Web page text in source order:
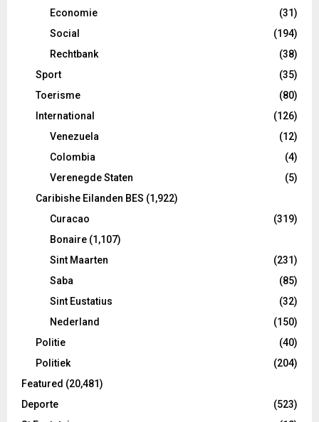
Economie
(31)
Social
(194)
Rechtbank
(38)
Sport
(35)
Toerisme
(80)
International
(126)
Venezuela
(12)
Colombia
(4)
Verenegde Staten
(5)
Caribishe Eilanden BES (1,922)
Curacao
(319)
Bonaire (1,107)
Sint Maarten
(231)
Saba
(85)
Sint Eustatius
(32)
Nederland
(150)
Politie
(40)
Politiek
(204)
Featured (20,481)
Deporte
(523)